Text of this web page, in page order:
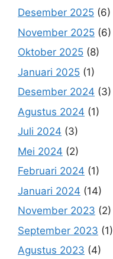
Desember 2025 (6)
November 2025 (6)
Oktober 2025 (8)
Januari 2025 (1)
Desember 2024 (3)
Agustus 2024 (1)
Juli 2024 (3)
Mei 2024 (2)
Februari 2024 (1)
Januari 2024 (14)
November 2023 (2)
September 2023 (1)
Agustus 2023 (4)